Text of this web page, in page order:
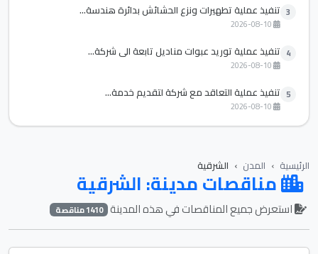
3 تنفيذ عملية تطهيرات ونزع الحشائش بدائرة هندسة...
4 تنفيذ عملية توريد عبوات مناديل تابعة الي شركة...
5 تنفيذ عملية التعاقد مع شركة لتقديم خدمة...
الرئيسية المدن الشرقية
مناقصات مدينة: الشرقية
استعرض جميع المناقصات في هذه المدينة 1410 مناقصة